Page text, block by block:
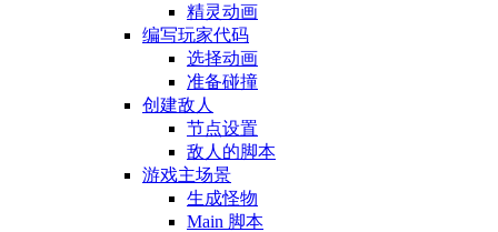
精灵动画
编写玩家代码
选择动画
准备碰撞
创建敌人
节点设置
敌人的脚本
游戏主场景
生成怪物
Main 脚本